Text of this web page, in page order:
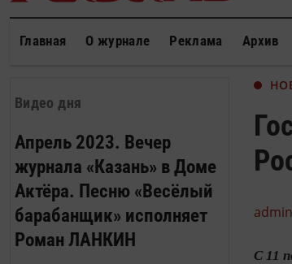
Главная О журнале Реклама Архив
Видео дня
Апрель 2023. Вечер
журнала «Казань» в Доме
Актёра. Песню «Весёлый
барабанщик» исполняет
Роман ЛАНКИН
С 11